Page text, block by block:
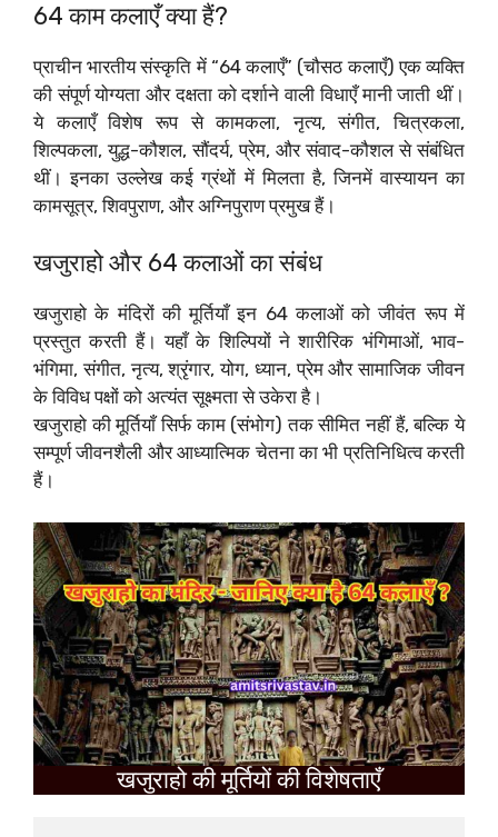
64 काम कलाएँ क्या हैं?
प्राचीन भारतीय संस्कृति में “64 कलाएँ” (चौसठ कलाएँ) एक व्यक्ति
की संपूर्ण योग्यता और दक्षता को दर्शाने वाली विधाएँ मानी जाती थीं।
ये कलाएँ विशेष रूप से कामकला, नृत्य, संगीत, चित्रकला,
शिल्पकला, युद्ध-कौशल, सौंदर्य, प्रेम, और संवाद-कौशल से संबंधित
थीं। इनका उल्लेख कई ग्रंथों में मिलता है, जिनमें वास्यायन का
कामसूत्र, शिवपुराण, और अग्निपुराण प्रमुख हैं।
खजुराहो और 64 कलाओं का संबंध
खजुराहो के मंदिरों की मूर्तियाँ इन 64 कलाओं को जीवंत रूप में
प्रस्तुत करती हैं। यहाँ के शिल्पियों ने शारीरिक भंगिमाओं, भाव-
भंगिमा, संगीत, नृत्य, श्रृंगार, योग, ध्यान, प्रेम और सामाजिक जीवन
के विविध पक्षों को अत्यंत सूक्ष्मता से उकेरा है।
खजुराहो की मूर्तियाँ सिर्फ काम (संभोग) तक सीमित नहीं हैं, बल्कि ये
सम्पूर्ण जीवनशैली और आध्यात्मिक चेतना का भी प्रतिनिधित्व करती
हैं।
खजुराहो की मूर्तियों की विशेषताएँ